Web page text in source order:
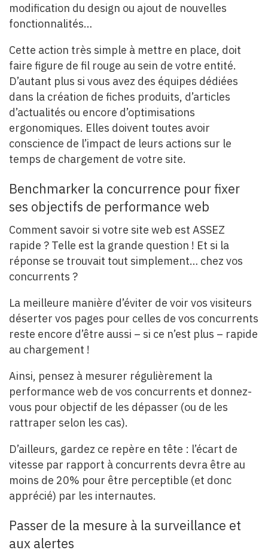
modification du design ou ajout de nouvelles
fonctionnalités…
Cette action très simple à mettre en place, doit
faire figure de fil rouge au sein de votre entité.
D’autant plus si vous avez des équipes dédiées
dans la création de fiches produits, d’articles
d’actualités ou encore d’optimisations
ergonomiques. Elles doivent toutes avoir
conscience de l’impact de leurs actions sur le
temps de chargement de votre site.
Benchmarker la concurrence pour fixer
ses objectifs de performance web
Comment savoir si votre site web est ASSEZ
rapide ? Telle est la grande question ! Et si la
réponse se trouvait tout simplement… chez vos
concurrents ?
La meilleure manière d’éviter de voir vos visiteurs
déserter vos pages pour celles de vos concurrents
reste encore d’être aussi – si ce n’est plus – rapide
au chargement !
Ainsi, pensez à mesurer régulièrement la
performance web de vos concurrents et donnez-
vous pour objectif de les dépasser (ou de les
rattraper selon les cas).
D’ailleurs, gardez ce repère en tête : l’écart de
vitesse par rapport à concurrents devra être au
moins de 20% pour être perceptible (et donc
apprécié) par les internautes.
Passer de la mesure à la surveillance et
aux alertes